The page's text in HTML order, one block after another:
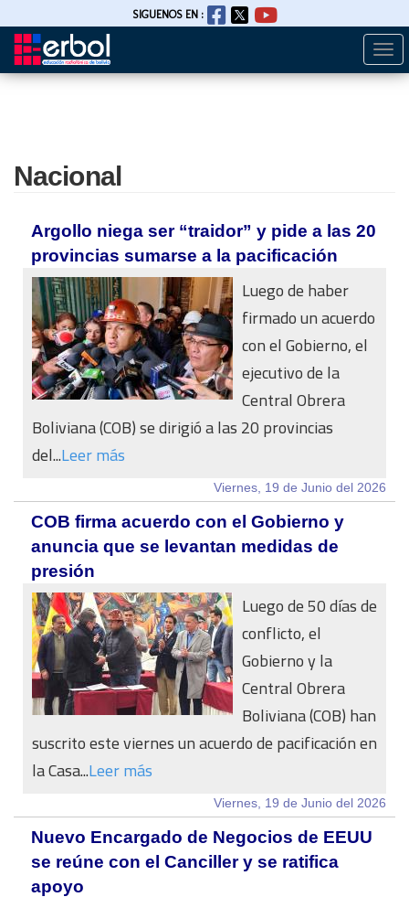
Pasar
SIGUENOS EN :
Nacional
Argollo niega ser “traidor” y pide a las 20
provincias sumarse a la pacificación
Luego de haber
firmado un acuerdo
con el Gobierno, el
ejecutivo de la
Central Obrera
Boliviana (COB) se dirigió a las 20 provincias
del...Leer más
Viernes, 19 de Junio del 2026
COB firma acuerdo con el Gobierno y
anuncia que se levantan medidas de
presión
Luego de 50 días de
conflicto, el
Gobierno y la
Central Obrera
Boliviana (COB) han
suscrito este viernes un acuerdo de pacificación en
la Casa...Leer más
Viernes, 19 de Junio del 2026
Nuevo Encargado de Negocios de EEUU
se reúne con el Canciller y se ratifica
apoyo